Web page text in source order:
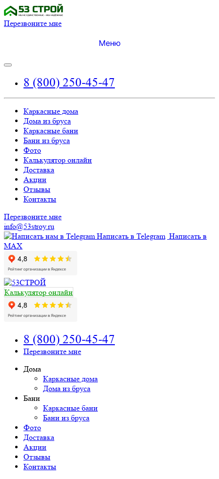
Перезвоните мне
Меню
8 (800) 250-45-47
Каркасные дома
Дома из бруса
Каркасные бани
Бани из бруса
Фото
Калькулятор онлайн
Доставка
Акции
Отзывы
Контакты
Перезвоните мне
info@53stroy.ru
Написать в Telegram Написать в
MAX
Калькулятор онлайн
8 (800) 250-45-47
Перезвоните мне
Дома
Каркасные дома
Дома из бруса
Бани
Каркасные бани
Бани из бруса
Фото
Доставка
Акции
Отзывы
Контакты